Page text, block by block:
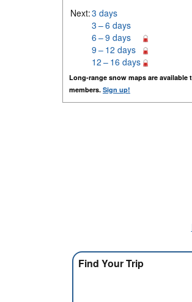
Next:3 days
3 – 6 days
6 – 9 days
9 – 12 days
12 – 16 days
Long-range snow maps are available
members. Sign up!
Find Your Trip